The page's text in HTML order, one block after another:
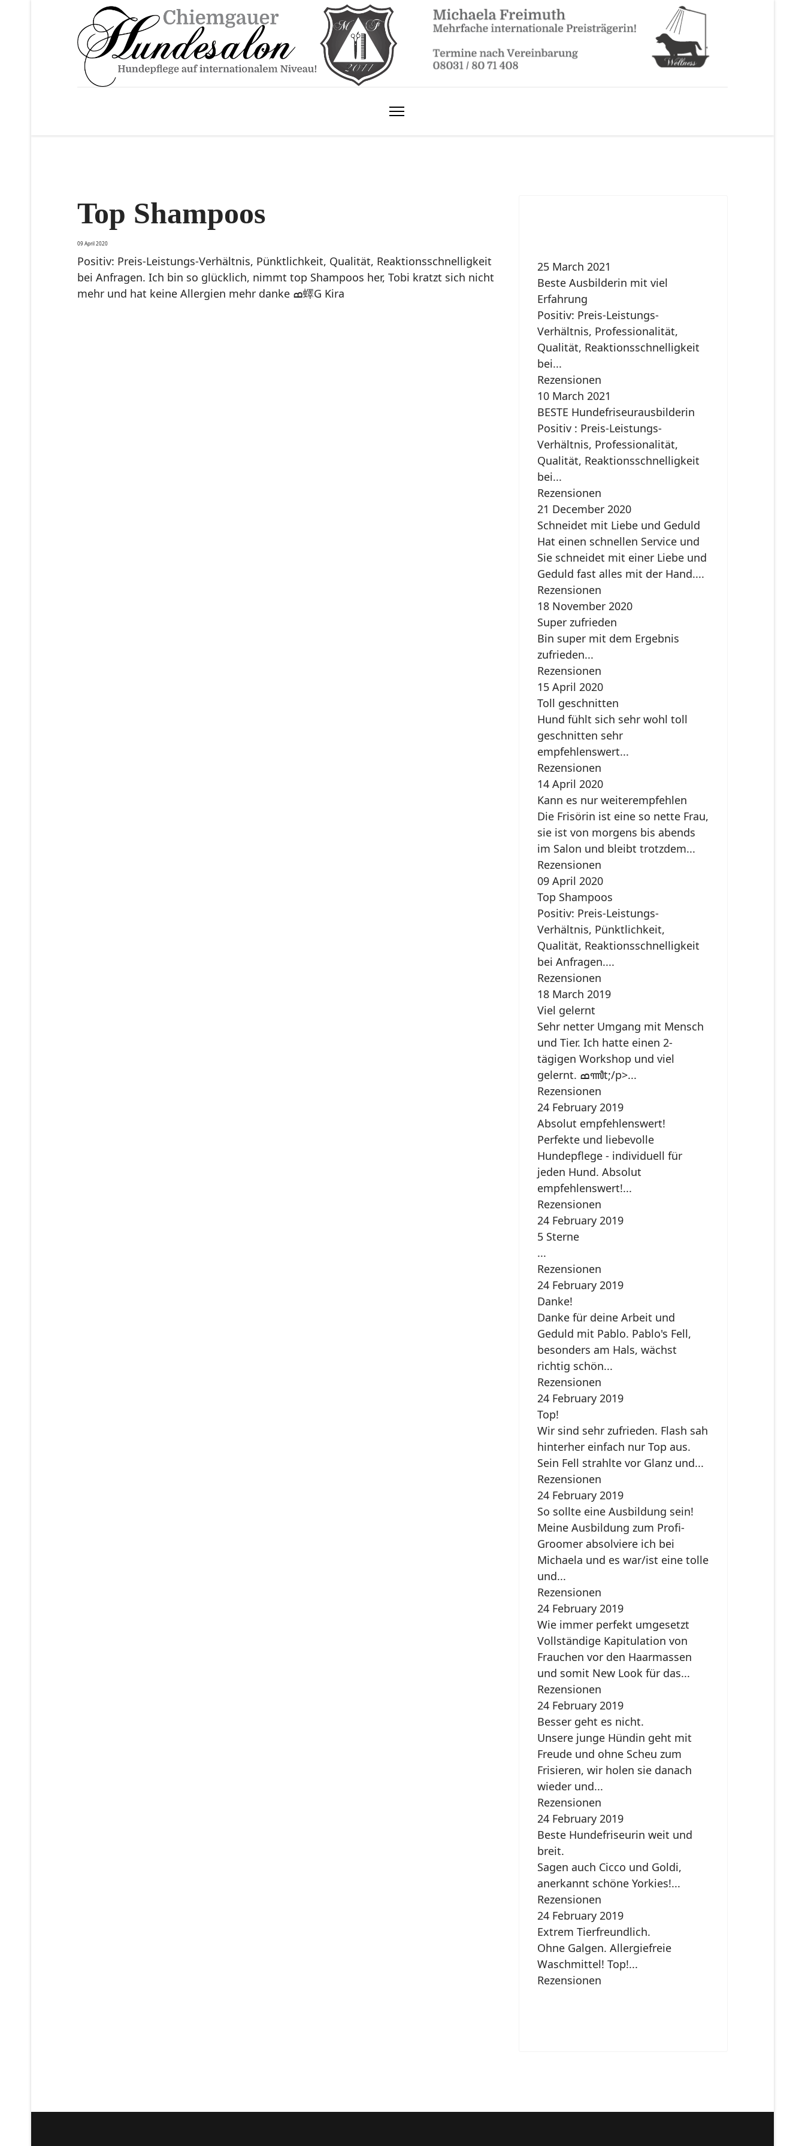
Top Shampoos
09 April 2020
Positiv: Preis-Leistungs-Verhältnis, Pünktlichkeit, Qualität, Reaktionsschnelligkeit
bei Anfragen. Ich bin so glücklich, nimmt top Shampoos her, Tobi kratzt sich nicht
mehr und hat keine Allergien mehr danke ߘ蠌G Kira
25 March 2021
Beste Ausbilderin mit viel
Erfahrung
Positiv: Preis-Leistungs-
Verhältnis, Professionalität,
Qualität, Reaktionsschnelligkeit
bei...
Rezensionen
10 March 2021
BESTE Hundefriseurausbilderin
Positiv : Preis-Leistungs-
Verhältnis, Professionalität,
Qualität, Reaktionsschnelligkeit
bei...
Rezensionen
21 December 2020
Schneidet mit Liebe und Geduld
Hat einen schnellen Service und
Sie schneidet mit einer Liebe und
Geduld fast alles mit der Hand....
Rezensionen
18 November 2020
Super zufrieden
Bin super mit dem Ergebnis
zufrieden...
Rezensionen
15 April 2020
Toll geschnitten
Hund fühlt sich sehr wohl toll
geschnitten sehr
empfehlenswert...
Rezensionen
14 April 2020
Kann es nur weiterempfehlen
Die Frisörin ist eine so nette Frau,
sie ist von morgens bis abends
im Salon und bleibt trotzdem...
Rezensionen
09 April 2020
Top Shampoos
Positiv: Preis-Leistungs-
Verhältnis, Pünktlichkeit,
Qualität, Reaktionsschnelligkeit
bei Anfragen....
Rezensionen
18 March 2019
Viel gelernt
Sehr netter Umgang mit Mensch
und Tier. Ich hatte einen 2-
tägigen Workshop und viel
gelernt. ߘꦬt;/p>...
Rezensionen
24 February 2019
Absolut empfehlenswert!
Perfekte und liebevolle
Hundepflege - individuell für
jeden Hund. Absolut
empfehlenswert!...
Rezensionen
24 February 2019
5 Sterne
...
Rezensionen
24 February 2019
Danke!
Danke für deine Arbeit und
Geduld mit Pablo. Pablo's Fell,
besonders am Hals, wächst
richtig schön...
Rezensionen
24 February 2019
Top!
Wir sind sehr zufrieden. Flash sah
hinterher einfach nur Top aus.
Sein Fell strahlte vor Glanz und...
Rezensionen
24 February 2019
So sollte eine Ausbildung sein!
Meine Ausbildung zum Profi-
Groomer absolviere ich bei
Michaela und es war/ist eine tolle
und...
Rezensionen
24 February 2019
Wie immer perfekt umgesetzt
Vollständige Kapitulation von
Frauchen vor den Haarmassen
und somit New Look für das...
Rezensionen
24 February 2019
Besser geht es nicht.
Unsere junge Hündin geht mit
Freude und ohne Scheu zum
Frisieren, wir holen sie danach
wieder und...
Rezensionen
24 February 2019
Beste Hundefriseurin weit und
breit.
Sagen auch Cicco und Goldi,
anerkannt schöne Yorkies!...
Rezensionen
24 February 2019
Extrem Tierfreundlich.
Ohne Galgen. Allergiefreie
Waschmittel! Top!...
Rezensionen